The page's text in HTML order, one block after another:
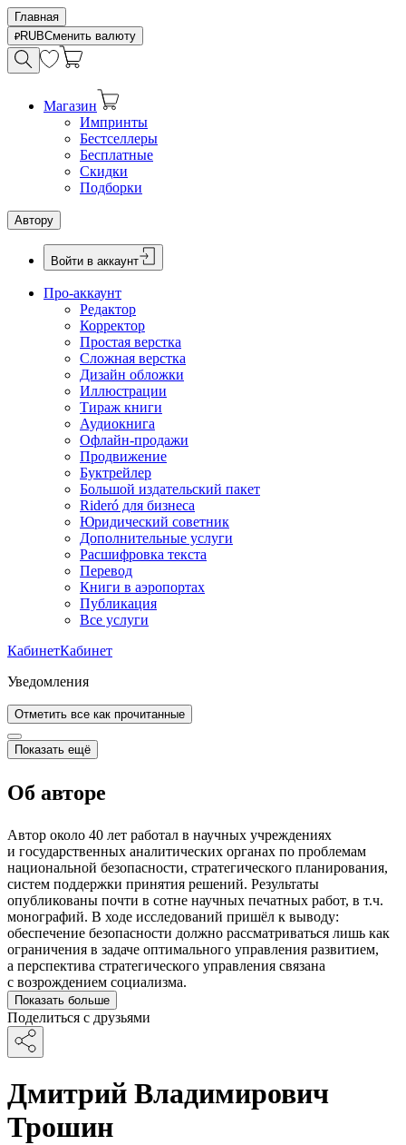
Главная
RUBСменить валюту
Магазин
Импринты
Бестселлеры
Бесплатные
Скидки
Подборки
Автору
Войти в аккаунт
Про-аккаунт
Редактор
Корректор
Простая верстка
Сложная верстка
Дизайн обложки
Иллюстрации
Тираж книги
Аудиокнига
Офлайн-продажи
Продвижение
Буктрейлер
Большой издательский пакет
Rideró для бизнеса
Юридический советник
Дополнительные услуги
Расшифровка текста
Перевод
Книги в аэропортах
Публикация
Все услуги
КабинетКабинет
Уведомления
Отметить все как прочитанные
Показать ещё
Об авторе
Автор около 40 лет работал в научных учреждениях
и государственных аналитических органах по проблемам
национальной безопасности, стратегического планирования,
систем поддержки принятия решений. Результаты
опубликованы почти в сотне научных печатных работ, в т.ч.
монографий. В ходе исследований пришёл к выводу:
обеспечение безопасности должно рассматриваться лишь как
ограничения в задаче оптимального управления развитием,
а перспектива стратегического управления связана
с возрождением социализма.
Показать больше
Поделиться с друзьями
Дмитрий Владимирович
Трошин